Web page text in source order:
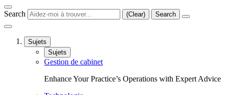
Search (Clear) Search
Sujets
Sujets
Gestion de cabinet
Enhance Your Practice’s Operations with Expert Advice